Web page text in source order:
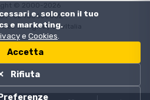
© 2000-2026
C.F. 02433630502
Design byDevItalia
e, solo con il tuo
e marketing.
e Cookies
Accetta
Rifiuta